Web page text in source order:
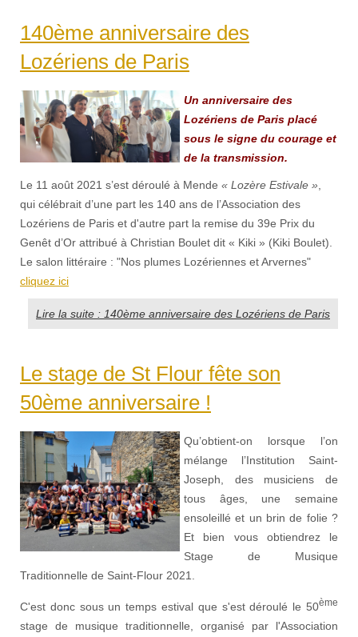
140ème anniversaire des
Lozériens de Paris
Un anniversaire des
Lozériens de Paris placé
sous le signe du courage et
de la transmission.
Le 11 août 2021 s’est déroulé à Mende « Lozère Estivale »
qui célébrait d’une part les 140 ans de l’Association des
Lozériens de Paris et d'autre part la remise du 39e Prix du
Genêt d’Or attribué à Christian Boulet dit « Kiki » (Kiki Boulet).
Le salon littéraire : "Nos plumes Lozériennes et Arvernes"
cliquez ici
Lire la suite : 140ème anniversaire des Lozériens de Paris
Le stage de St Flour fête son
50ème anniversaire !
Qu’obtient-on lorsque l’on
mélange l’Institution Saint-
Joseph, des musiciens de
tous âges, une semaine
ensoleillé et un brin de folie ?
Et bien vous obtiendrez le
Stage de Musique
Traditionnelle de Saint-Flour 2021.
C'est donc sous un temps estival que s'est déroulé le 50ème
stage de musique traditionnelle, organisé par l'Association